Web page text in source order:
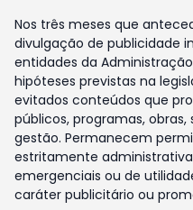
Nos três meses que
divulgação de publicidade
entidades da
hipóteses previstas na
evitados conteúdos que
públicos, programas,
gestão. Permanecem
estritamente
emergenciais ou de
caráter publicitário ou